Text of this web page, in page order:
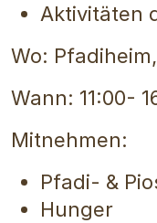
Aktivitäten
Wo:
Wann: 11:00-
Mitnehmen:
Pfadi- &
Hunger